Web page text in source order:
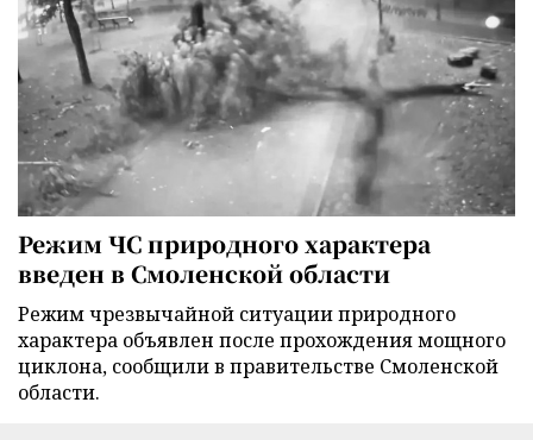
Режим ЧС природного характера
введен в Смоленской области
Режим чрезвычайной ситуации природного
характера объявлен после прохождения мощного
циклона, сообщили в правительстве Смоленской
области.